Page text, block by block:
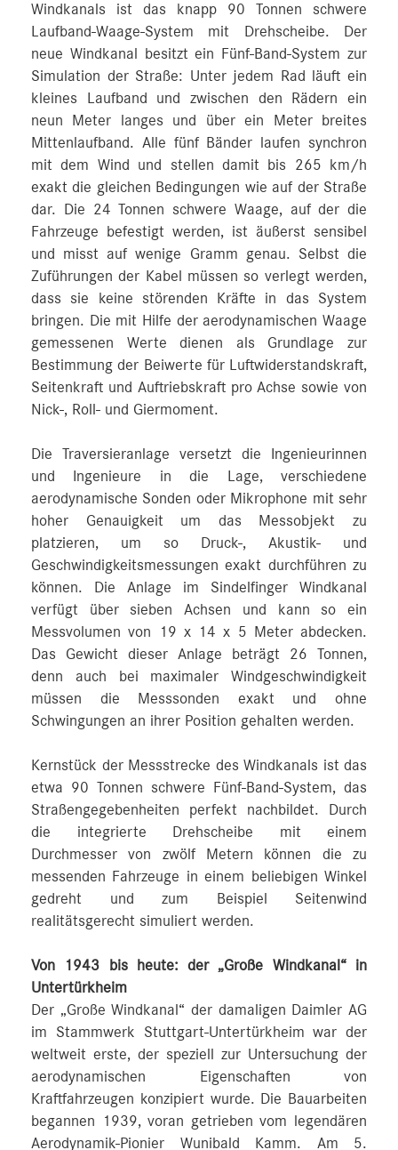
Windkanals ist das knapp 90 Tonnen schwere
Laufband-Waage-System mit Drehscheibe. Der
neue Windkanal besitzt ein Fünf-Band-System zur
Simulation der Straße: Unter jedem Rad läuft ein
kleines Laufband und zwischen den Rädern ein
neun Meter langes und über ein Meter breites
Mittenlaufband. Alle fünf Bänder laufen synchron
mit dem Wind und stellen damit bis 265 km/h
exakt die gleichen Bedingungen wie auf der Straße
dar. Die 24 Tonnen schwere Waage, auf der die
Fahrzeuge befestigt werden, ist äußerst sensibel
und misst auf wenige Gramm genau. Selbst die
Zuführungen der Kabel müssen so verlegt werden,
dass sie keine störenden Kräfte in das System
bringen. Die mit Hilfe der aerodynamischen Waage
gemessenen Werte dienen als Grundlage zur
Bestimmung der Beiwerte für Luftwiderstandskraft,
Seitenkraft und Auftriebskraft pro Achse sowie von
Nick-, Roll- und Giermoment.
Die Traversieranlage versetzt die Ingenieurinnen
und Ingenieure in die Lage, verschiedene
aerodynamische Sonden oder Mikrophone mit sehr
hoher Genauigkeit um das Messobjekt zu
platzieren, um so Druck-, Akustik- und
Geschwindigkeitsmessungen exakt durchführen zu
können. Die Anlage im Sindelfinger Windkanal
verfügt über sieben Achsen und kann so ein
Messvolumen von 19 x 14 x 5 Meter abdecken.
Das Gewicht dieser Anlage beträgt 26 Tonnen,
denn auch bei maximaler Windgeschwindigkeit
müssen die Messsonden exakt und ohne
Schwingungen an ihrer Position gehalten werden.
Kernstück der Messstrecke des Windkanals ist das
etwa 90 Tonnen schwere Fünf-Band-System, das
Straßengegebenheiten perfekt nachbildet. Durch
die integrierte Drehscheibe mit einem
Durchmesser von zwölf Metern können die zu
messenden Fahrzeuge in einem beliebigen Winkel
gedreht und zum Beispiel Seitenwind
realitätsgerecht simuliert werden.
Von 1943 bis heute: der „Große Windkanal“ in
Untertürkheim
Der „Große Windkanal“ der damaligen Daimler AG
im Stammwerk Stuttgart-Untertürkheim war der
weltweit erste, der speziell zur Untersuchung der
aerodynamischen Eigenschaften von
Kraftfahrzeugen konzipiert wurde. Die Bauarbeiten
begannen 1939, voran getrieben vom legendären
Aerodynamik-Pionier Wunibald Kamm. Am 5.